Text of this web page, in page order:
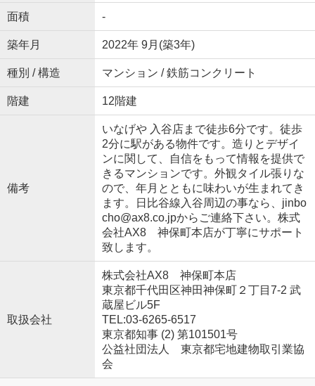
面積 -
築年月 2022年 9月(築3年)
種別 / 構造 マンション / 鉄筋コンクリート
階建 12階建
備考
いなげや 入谷店まで徒歩6分です。徒歩
2分に駅がある物件です。造りとデザイ
ンに関して、自信をもって情報を提供で
きるマンションです。外観タイル張りな
ので、年月とともに味わいが生まれてき
ます。日比谷線入谷周辺の事なら、jinbo
cho@ax8.co.jpからご連絡下さい。株式
会社AX8 神保町本店が丁寧にサポート
致します。
取扱会社
株式会社AX8 神保町本店
東京都千代田区神田神保町２丁目7-2 武
蔵屋ビル5F
TEL:03-6265-6517
東京都知事 (2) 第101501号
公益社団法人 東京都宅地建物取引業協
会